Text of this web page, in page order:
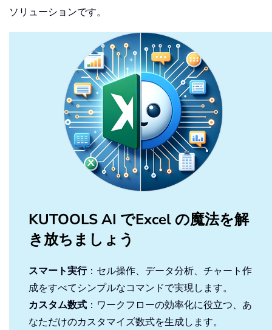
ソリューションです。
KUTOOLS AI でExcel の魔法を解
き放ちましょう
スマート実行：セル操作、データ分析、チャート作
成をすべてシンプルなコマンドで実現します。
カスタム数式 ：ワークフローの効率化に役立つ、あ
なただけのカスタマイズ数式を生成します。